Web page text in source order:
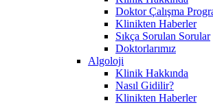
Doktor Çalışma
Klinikten Haberler
Sıkça Sorulan Sorular
Doktorlarımız
Algoloji
Klinik Hakkında
Nasıl Gidilir?
Klinikten Haberler